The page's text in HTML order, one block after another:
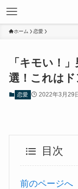
ホーム 恋愛
「キモい！
選！これはド
恋愛 2022年3月29
目次
前のページへ